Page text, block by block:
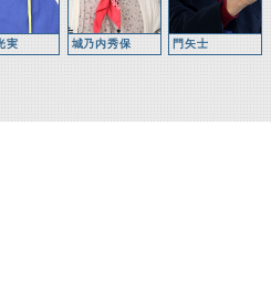
実 城乃内秀保 門矢士